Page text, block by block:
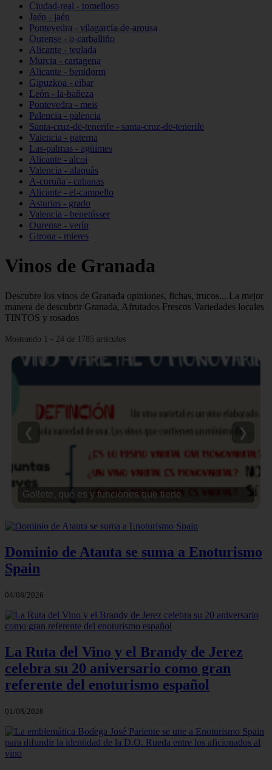
Ciudad-real - tomelloso
Jaén - jaén
Pontevedra - vilagarcía-de-arousa
Ourense - o-carballiño
Alicante - teulada
Murcia - cartagena
Alicante - benidorm
Gipuzkoa - eibar
León - la-bañeza
Pontevedra - meis
Palencia - palencia
Santa-cruz-de-tenerife - santa-cruz-de-tenerife
Valencia - paterna
Las-palmas - agüimes
Alicante - alcoi
Valencia - alaquàs
A-coruña - cabanas
Alicante - el-campello
Asturias - grado
Valencia - benetússer
Ourense - verín
Girona - mieres
Vinos de Granada
Descubre los vinos de Granada opiniones, fichas, trucos... La mejor
manera de descubrir Granada, Afrutados Frescos Variedades locales
TINTOS y rosados
Mostrando 1 - 24 de 1785 artículos
Gollete, qué es y funciones que tiene
❮ ❯
Dominio de Atauta se suma a Enoturismo
Spain
04/08/2026
La Ruta del Vino y el Brandy de Jerez
celebra su 20 aniversario como gran
referente del enoturismo español
01/08/2026